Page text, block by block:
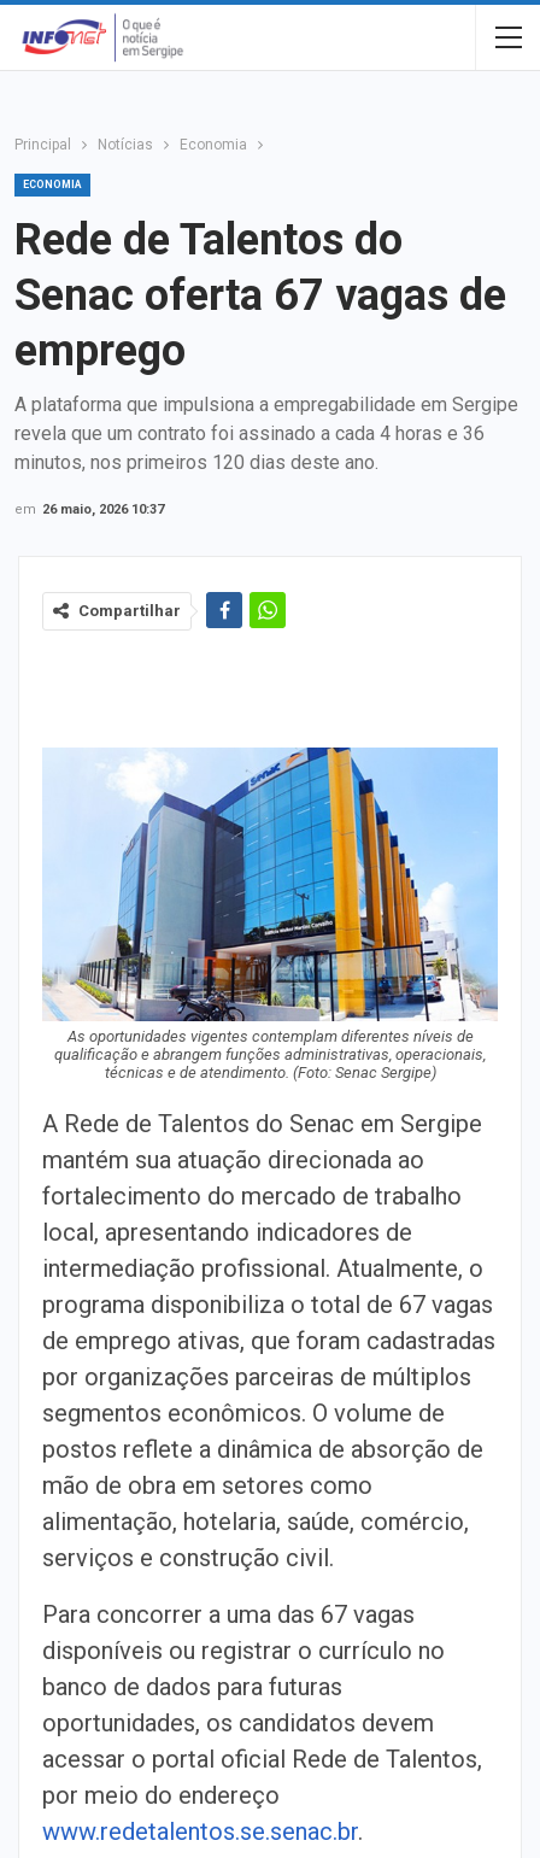
Principal Notícias Economia
ECONOMIA
Rede de Talentos do
Senac oferta 67 vagas de
emprego
A plataforma que impulsiona a empregabilidade em Sergipe
revela que um contrato foi assinado a cada 4 horas e 36
minutos, nos primeiros 120 dias deste ano.
em 26 maio, 2026 10:37
Compartilhar
As oportunidades vigentes contemplam diferentes níveis de
qualificação e abrangem funções administrativas, operacionais,
técnicas e de atendimento. (Foto: Senac Sergipe)
A Rede de Talentos do Senac em Sergipe
mantém sua atuação direcionada ao
fortalecimento do mercado de trabalho
local, apresentando indicadores de
intermediação profissional. Atualmente, o
programa disponibiliza o total de 67 vagas
de emprego ativas, que foram cadastradas
por organizações parceiras de múltiplos
segmentos econômicos. O volume de
postos reflete a dinâmica de absorção de
mão de obra em setores como
alimentação, hotelaria, saúde, comércio,
serviços e construção civil.
Para concorrer a uma das 67 vagas
disponíveis ou registrar o currículo no
banco de dados para futuras
oportunidades, os candidatos devem
acessar o portal oficial Rede de Talentos,
por meio do endereço
www.redetalentos.se.senac.br.